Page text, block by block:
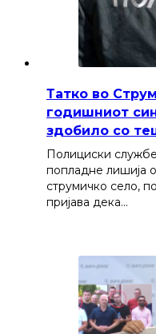
Татко во
годишниот
здобило со
Полициски
попладне лишија
струмичко село,
пријава дека…